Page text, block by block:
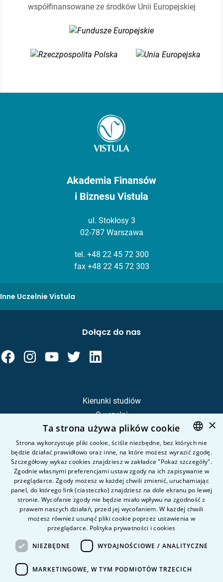
współfinansowane ze środków Unii Europejskiej
Akademia Finansów
i Biznesu Vistula
ul. Stokłosy 3
02-787 Warszawa
tel. +48 22 45 72 300
fax +48 22 45 72 303
Inne Uczelnie Vistula
Kierunki studiów
O uczelni
Kandydat
Student
Nauka i badania
Intranet
Pytania i odpowiedzi
Kontakt
Kariera na uczelni
Dane Osobowe
Dołącz do nas
POLISH
ENGLISH
×
Ta strona używa plików cookie
Strona wykorzystuje pliki cookie, ściśle niezbędne, bez których nie
będzie działać prawidłowo oraz inne, na które możesz wyrazić zgodę.
Szczegółowy wykaz cookies znajdziesz w zakładce "Pokaż szczegóły".
Zgodnie własnymi preferencjami ustaw zgody na ich zapisywanie w
przeglądarce. Zgody możesz w każdej chwili zmienić, uruchamiając
panel, do którego link (ciasteczko) znajdziesz na dole ekranu po lewej
stronie. Wycofanie zgody nie będzie miało wpływu na zgodność z
prawem naszych działań, przed jej wycofaniem. W każdej chwili
możesz również usunąć pliki cookie poprzez ustawienia w
przeglądarce. Polityka prywatności i cookies
NIEZBĘDNE WYDAJNOŚCIOWE / ANALITYCZNE
MARKETINGOWE, W TYM PODMIOTÓW TRZECICH